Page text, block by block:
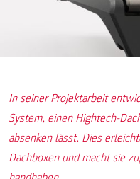
In seiner Projektarbeit
System, einen Hightech-
absenken lässt. Dies
Dachboxen und macht sie